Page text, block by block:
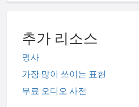
추가 리소스
명사
가장 많이 쓰이는 표현
무료 오디오 사전